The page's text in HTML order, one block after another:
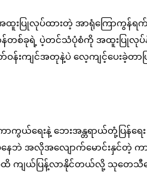
လုပ်ထားတဲ့ အာရုံကြောကွန်ရက်
စ်ခုရဲ့ ပဲ့တင်သံပုံစံကို အထူးပြုလုပ်နိုင်
န်းကျင်အတုနဲ့ပဲ လေ့ကျင့်ပေးခဲ့တ
ယ်ရေးနဲ့ ဘေးအန္တရာယ်တုံ့ပြန်ရ
အလိုအလျောက်မောင်းနှင်တဲ့ ကား
အထိ ကျယ်ပြန့်လာနိုင်တယ်လို့ သုတေ